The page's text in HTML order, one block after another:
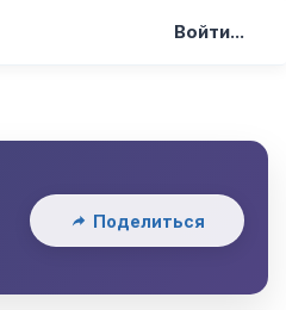
Войти...
Поделиться